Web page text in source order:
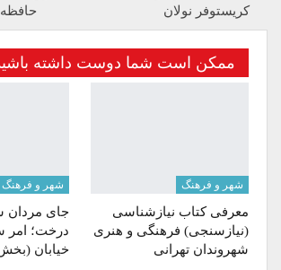
کریستوفر نولان
حافظه
ممکن است شما دوست داشته باشید
شهر و فرهنگ
معرفی کتاب نیازشناسی
(نیازسنجی) فرهنگی و هنری
شهروندان تهرانی
شهر و فرهنگ
جای مردان
درخت؛ امر
خیابان (بخش ۲)